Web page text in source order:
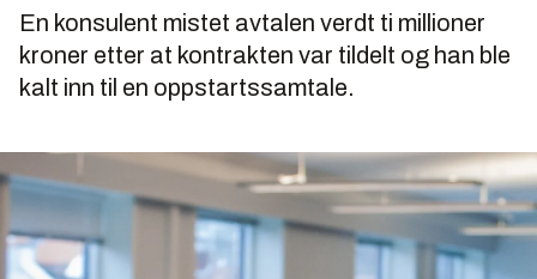
En konsulent mistet avtalen verdt ti millioner
kroner etter at kontrakten var tildelt og han ble
kalt inn til en oppstartssamtale.